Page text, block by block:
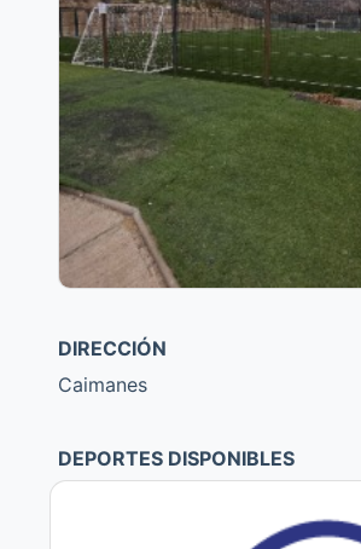
DIRECCIÓN
Caimanes
DEPORTES DISPONIBLES